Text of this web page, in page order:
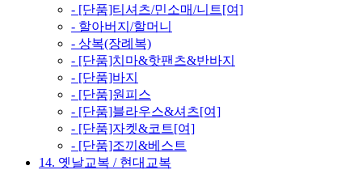
- [단품]티셔츠/민소매/니트[여]
- 할아버지/할머니
- 상복(장례복)
- [단품]치마&핫팬츠&반바지
- [단품]바지
- [단품]원피스
- [단품]블라우스&셔츠[여]
- [단품]자켓&코트[여]
- [단품]조끼&베스트
14. 옛날교복 / 현대교복